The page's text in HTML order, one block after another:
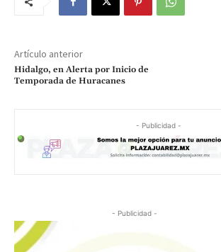
Artículo anterior
Hidalgo, en Alerta por Inicio de
Temporada de Huracanes
- Publicidad -
- Publicidad -